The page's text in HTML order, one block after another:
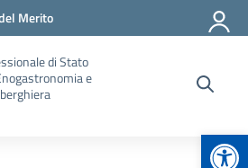
Merito
di Stato
e